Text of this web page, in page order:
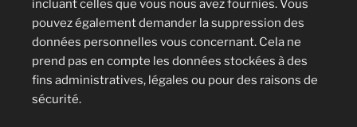
incluant celles que vous nous avez fournies. Vous
pouvez également demander la suppression des
données personnelles vous concernant. Cela ne
prend pas en compte les données stockées à des
fins administratives, légales ou pour des raisons de
sécurité.